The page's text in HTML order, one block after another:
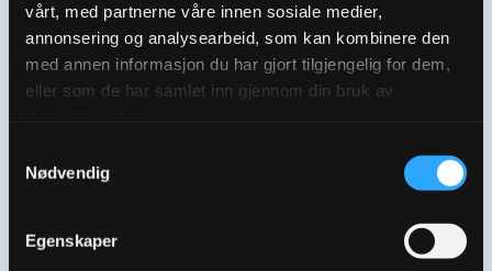
vårt, med partnerne våre innen sosiale medier,
annonsering og analysearbeid, som kan kombinere den
med annen informasjon du har gjort tilgjengelig for dem,
eller som de har samlet inn gjennom din bruk av
Nødvendig
Egenskaper
ANBORINGSVENTIL
ANBORINGSVENTIL